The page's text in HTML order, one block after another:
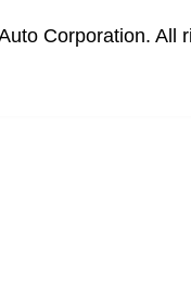
Corporation. All